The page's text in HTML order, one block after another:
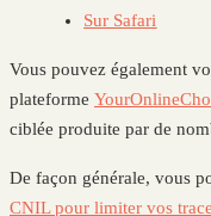
Sur Safari
Vous pouvez également
plateforme
ciblée produite par de
De façon générale, vous
CNIL pour limiter vos